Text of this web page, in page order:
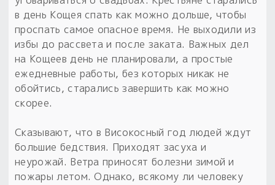
в день Кощея спать как можно дольше, чтобы
проспать самое опасное время. Не выходили из
избы до рассвета и после заката. Важных дел
на Кощеев день не планировали, а простые
ежедневные работы, без которых никак не
обойтись, старались завершить как можно
скорее.
Сказывают, что в Високосный год людей ждут
большие бедствия. Приходят засуха и
неурожай. Ветра приносят болезни зимой и
пожары летом. Однако, всякому ли человеку